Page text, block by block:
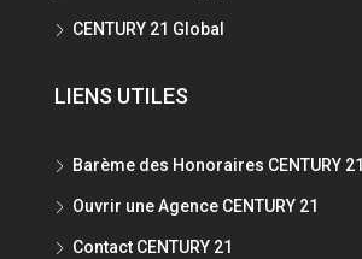
CENTURY 21 Global
LIENS UTILES
Barème des Honoraires CENTURY 21
Ouvrir une Agence CENTURY 21
Contact CENTURY 21